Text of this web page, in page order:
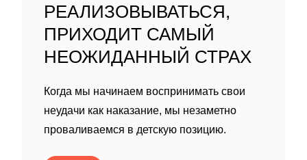
РЕАЛИЗОВЫВАТЬСЯ,
ПРИХОДИТ САМЫЙ
НЕОЖИДАННЫЙ СТРАХ
Когда мы начинаем воспринимать свои
неудачи как наказание, мы незаметно
проваливаемся в детскую позицию.